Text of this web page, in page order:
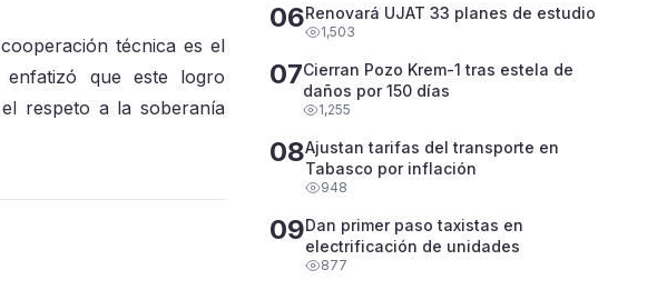
técnica es el
enfatizó que este logro
respeto a la soberanía
06Renovará UJAT 33 planes de estudio
1,503
07Cierran Pozo Krem-1 tras estela de
daños por 150 días
1,255
08Ajustan tarifas del transporte en
Tabasco por inflación
948
09Dan primer paso taxistas en
electrificación de unidades
877